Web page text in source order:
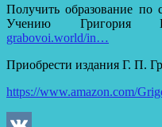
Получить образование по
Учению Григория
grabovoi.world/in…
Приобрести издания Г. П.
https://www.amazon.com/